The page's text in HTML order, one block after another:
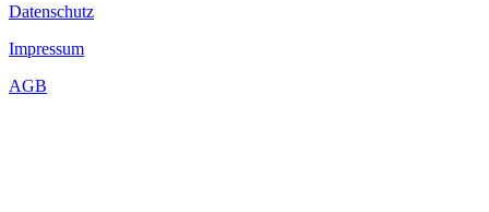
Datenschutz
Impressum
AGB